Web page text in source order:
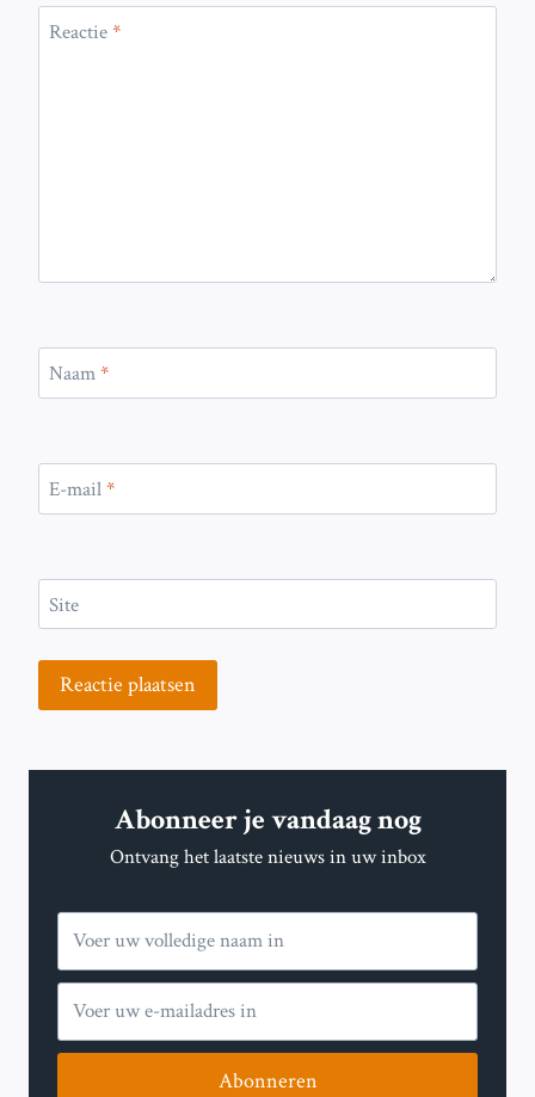
Reactie*
Naam*
E-mail*
Site
Abonneer je vandaag nog
Ontvang het laatste nieuws in uw inbox
Abonneren